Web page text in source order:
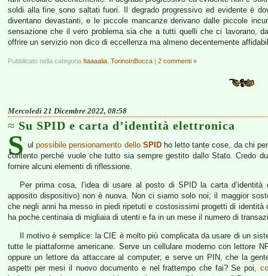
soldi alla fine sono saltati fuori. Il degrado progressivo ed evidente è
diventano devastanti, e le piccole mancanze derivano dalle piccole
sensazione che il vero problema sia che a tutti quelli che ci lavorano,
offrire un servizio non dico di eccellenza ma almeno decentemente
Pubblicato nella categoria Itaaaalia TorinoInBocca | 2 commenti »
Mercoledì 21 Dicembre 2022, 08:58
Su SPID e carta d’identità elettronica
S ulpossibile pensionamento dello SPIDho letto tante cose, da chi
contento perché vuole che tutto sia sempre gestito dallo Stato. Credo
fornire alcuni elementi di riflessione.
Per prima cosa, l’idea di usare al posto di SPID la carta d’identità
apposito dispositivo) non è nuova. Non ci siamo solo noi; il maggior
che negli anni ha messo in piedi ripetuti e costosissimi progetti di
ha poche centinaia di migliaia di utenti e fa in un mese il numero di
Il motivo è semplice: la CIE è molto più complicata da usare di un
tutte le piattaforme americane. Serve un cellulare moderno con lettore
oppure un lettore da attaccare al computer; e serve un PIN, che la
aspetti per mesi il nuovo documento e nel frattempo che fai? Se poi,